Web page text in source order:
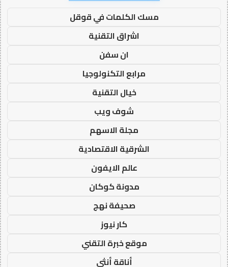
مسك الكلمات في قوقل
اشراق التقنية
ان سفن
مرابع التكنولوجيا
خيال التقنية
شوف ويب
مجلة الاسهم
الشرقية الاقتصادية
عالم الايفون
مدونة كوكان
صحيفة نهج
كار نيوز
موقع خبرة التقني
أناقة أنثى